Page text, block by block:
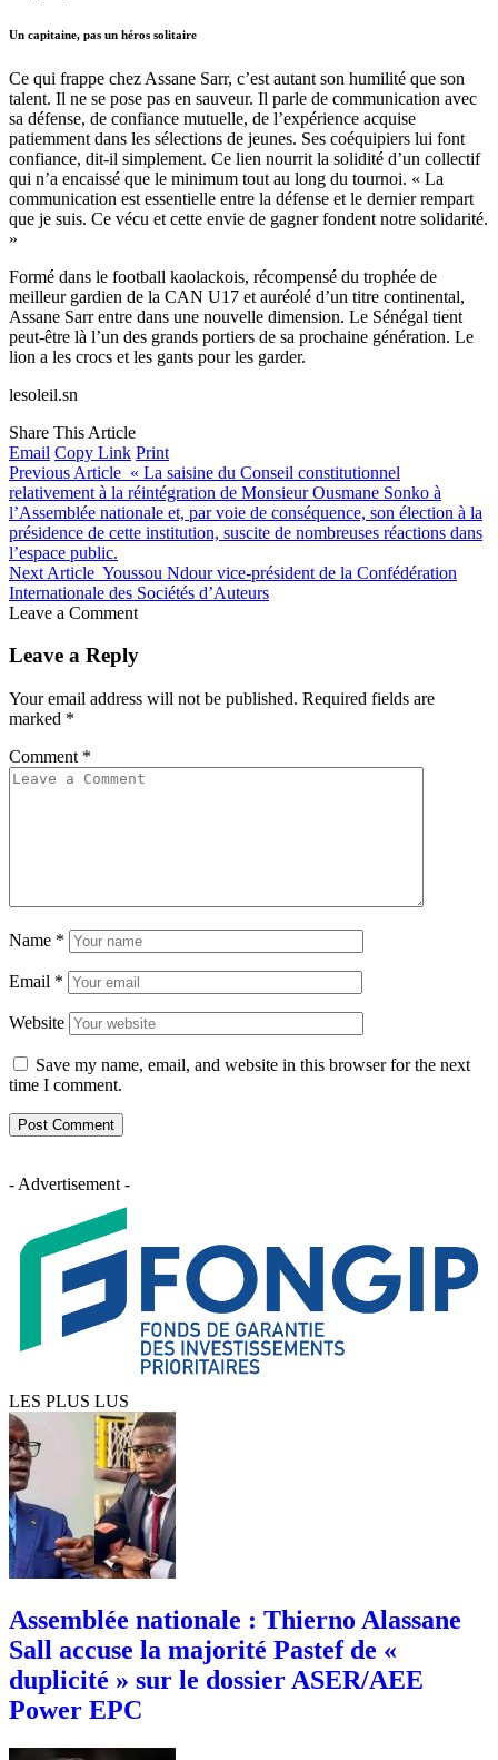
Un capitaine, pas un héros solitaire
Ce qui frappe chez Assane Sarr, c’est autant son humilité que son
talent. Il ne se pose pas en sauveur. Il parle de communication avec
sa défense, de confiance mutuelle, de l’expérience acquise
patiemment dans les sélections de jeunes. Ses coéquipiers lui font
confiance, dit-il simplement. Ce lien nourrit la solidité d’un collectif
qui n’a encaissé que le minimum tout au long du tournoi. « La
communication est essentielle entre la défense et le dernier rempart
que je suis. Ce vécu et cette envie de gagner fondent notre solidarité.
»
Formé dans le football kaolackois, récompensé du trophée de
meilleur gardien de la CAN U17 et auréolé d’un titre continental,
Assane Sarr entre dans une nouvelle dimension. Le Sénégal tient
peut-être là l’un des grands portiers de sa prochaine génération. Le
lion a les crocs et les gants pour les garder.
lesoleil.sn
Share This Article
Email Copy Link Print
Previous Article « La saisine du Conseil constitutionnel
relativement à la réintégration de Monsieur Ousmane Sonko à
l’Assemblée nationale et, par voie de conséquence, son élection à la
présidence de cette institution, suscite de nombreuses réactions dans
l’espace public.
Next Article Youssou Ndour vice-président de la Confédération
Internationale des Sociétés d’Auteurs
Leave a Comment
Leave a Reply
Your email address will not be published. Required fields are
marked *
Comment *
Name *
Email *
Website
Save my name, email, and website in this browser for the next
time I comment.
- Advertisement -
LES PLUS LUS
Assemblée nationale : Thierno Alassane
Sall accuse la majorité Pastef de «
duplicité » sur le dossier ASER/AEE
Power EPC